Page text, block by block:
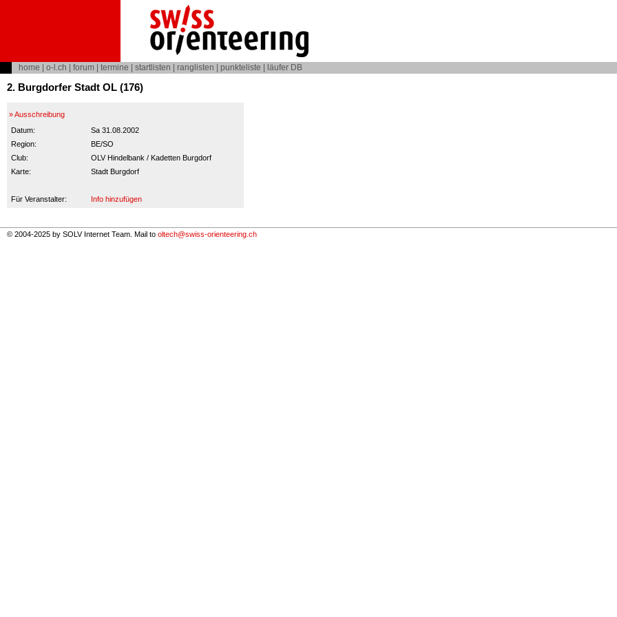
home o-l.ch forum termine startlisten ranglisten punkteliste läufer DB
2. Burgdorfer Stadt OL (176)
» Ausschreibung
Datum:
Sa 31.08.2002
Region:
BE/SO
Club:
OLV Hindelbank / Kadetten Burgdorf
Karte:
Stadt Burgdorf
Für Veranstalter: Info hinzufügen
© 2004-2025 by SOLV Internet Team. Mail to oltech@swiss-orienteering.ch